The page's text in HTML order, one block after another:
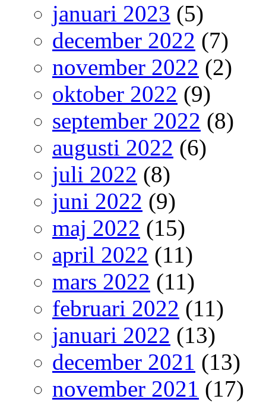
januari 2023 (5)
december 2022 (7)
november 2022 (2)
oktober 2022 (9)
september 2022 (8)
augusti 2022 (6)
juli 2022 (8)
juni 2022 (9)
maj 2022 (15)
april 2022 (11)
mars 2022 (11)
februari 2022 (11)
januari 2022 (13)
december 2021 (13)
november 2021 (17)